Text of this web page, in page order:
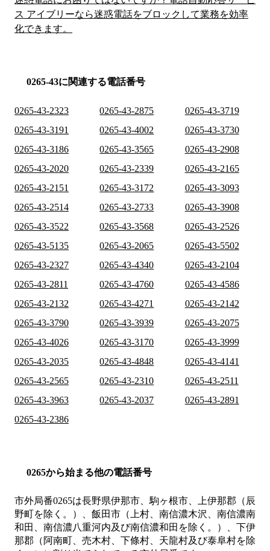
ス アイブリーなら迷惑電話をブロックして業務を効率
化できます。
0265-43に関連する電話番号
0265-43-2323 0265-43-2875
0265-43-3719
0265-43-3191
0265-43-4002
0265-43-3730
0265-43-3186
0265-43-3565
0265-43-2908
0265-43-2020
0265-43-2339
0265-43-2165
0265-43-2151
0265-43-3172
0265-43-3093
0265-43-2514
0265-43-2733
0265-43-3908
0265-43-3522
0265-43-3568
0265-43-2526
0265-43-5135
0265-43-2065
0265-43-5502
0265-43-2327
0265-43-4340
0265-43-2104
0265-43-2811
0265-43-4760
0265-43-4586
0265-43-2132
0265-43-4271
0265-43-2142
0265-43-3790
0265-43-3939
0265-43-2075
0265-43-4026
0265-43-3170
0265-43-3999
0265-43-2035
0265-43-4848
0265-43-4141
0265-43-2565
0265-43-2310
0265-43-2511
0265-43-3963
0265-43-2037
0265-43-2891
0265-43-2386
0265から始まる他の電話番号
市外局番0265は長野県伊那市、駒ヶ根市、上伊那郡（辰
野町を除く。）、飯田市（上村、南信濃木沢、南信濃南
和田、南信濃八重河内及び南信濃和田を除く。）、下伊
那郡（阿南町、売木村、下條村、天龍村及び泰阜村を除